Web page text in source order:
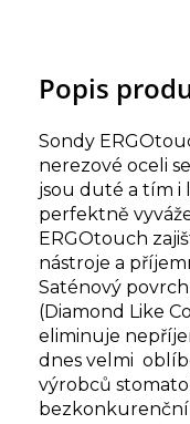
Popis
Sondy
nerezové oceli
jsou duté a tím i
perfektně
ERGOtouch
nástroje a
Saténový
(Diamond Like
eliminuje
dnes velmi
výrobců
bezkonkurenční